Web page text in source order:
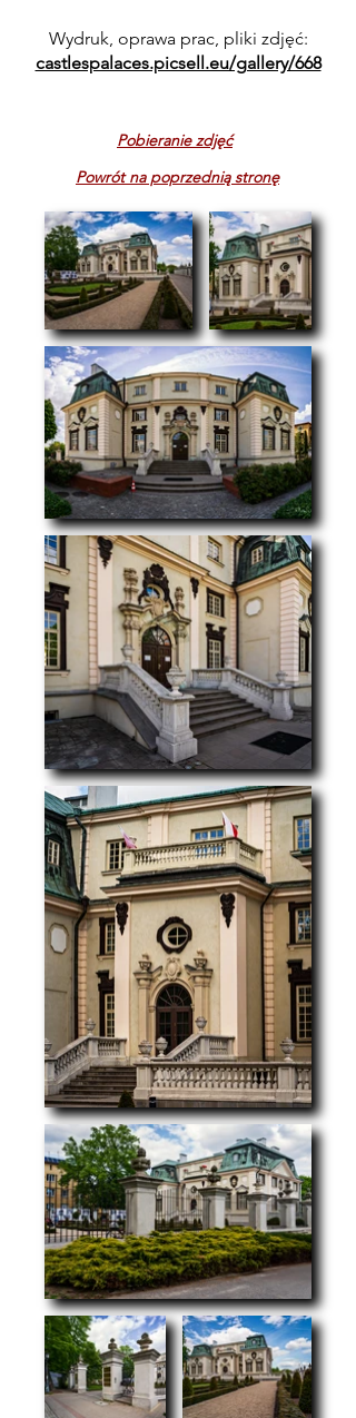
Wydruk, oprawa prac, pliki zdjęć:
castlespalaces.picsell.eu/gallery/668
Pobieranie zdjęć
Powrót na poprzednią stronę